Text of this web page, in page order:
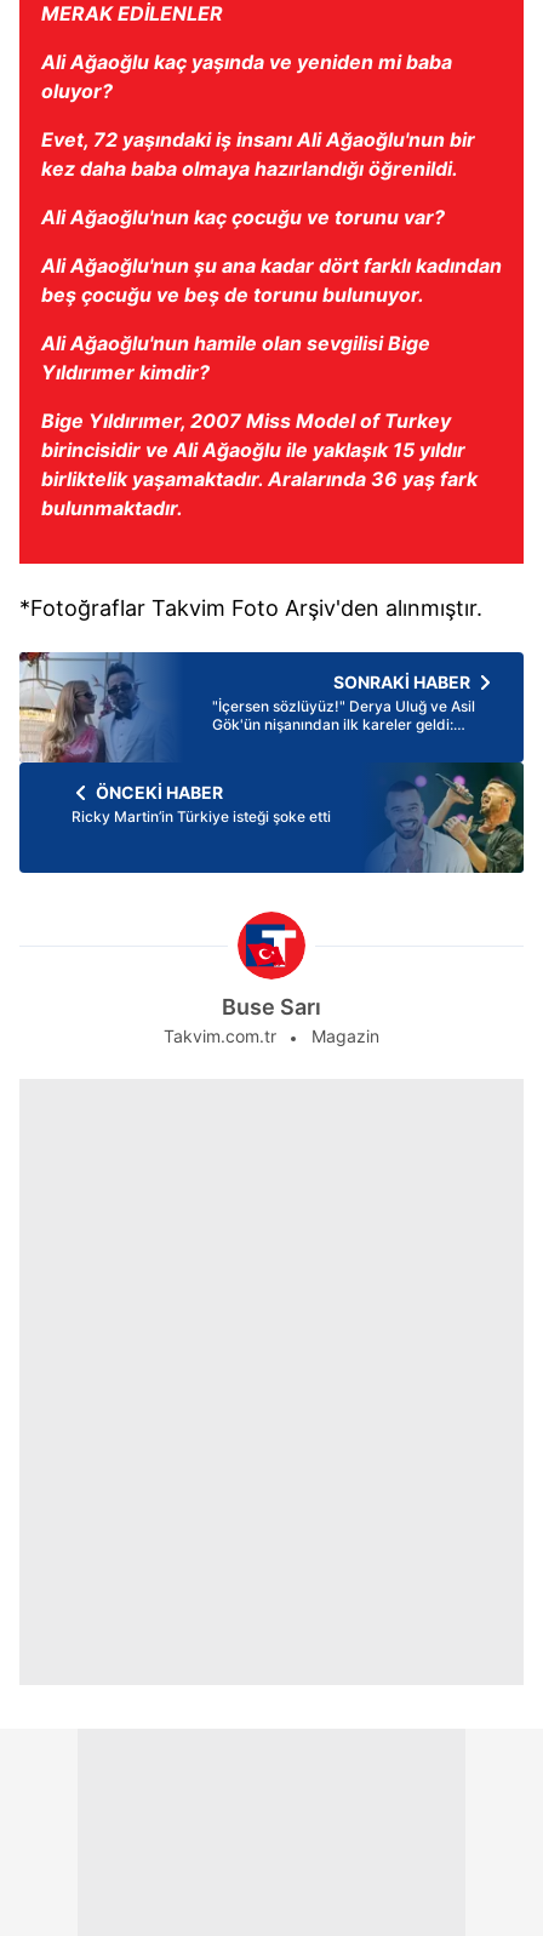
MERAK EDİLENLER
Ali Ağaoğlu kaç yaşında ve yeniden mi baba
oluyor?
Evet, 72 yaşındaki iş insanı Ali Ağaoğlu'nun bir
kez daha baba olmaya hazırlandığı öğrenildi.
Ali Ağaoğlu'nun kaç çocuğu ve torunu var?
Ali Ağaoğlu'nun şu ana kadar dört farklı kadından
beş çocuğu ve beş de torunu bulunuyor.
Ali Ağaoğlu'nun hamile olan sevgilisi Bige
Yıldırımer kimdir?
Bige Yıldırımer, 2007 Miss Model of Turkey
birincisidir ve Ali Ağaoğlu ile yaklaşık 15 yıldır
birliktelik yaşamaktadır. Aralarında 36 yaş fark
bulunmaktadır.
*Fotoğraflar Takvim Foto Arşiv'den alınmıştır.
SONRAKİ HABER
"İçersen sözlüyüz!" Derya Uluğ ve Asil
Gök'ün nişanından ilk kareler geldi:
ÖNCEKİ HABER
Ricky Martin’in Türkiye isteği şoke etti
Buse Sarı
Takvim.com.tr Magazin